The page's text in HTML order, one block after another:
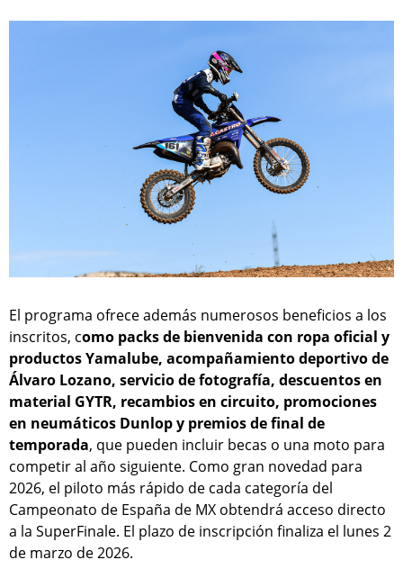
El programa ofrece además numerosos beneficios a los
inscritos, como packs de bienvenida con ropa oficial y
productos Yamalube, acompañamiento deportivo de
Álvaro Lozano, servicio de fotografía, descuentos en
material GYTR, recambios en circuito, promociones
en neumáticos Dunlop y premios de final de
temporada, que pueden incluir becas o una moto para
competir al año siguiente. Como gran novedad para
2026, el piloto más rápido de cada categoría del
Campeonato de España de MX obtendrá acceso directo
a la SuperFinale. El plazo de inscripción finaliza el lunes 2
de marzo de 2026.